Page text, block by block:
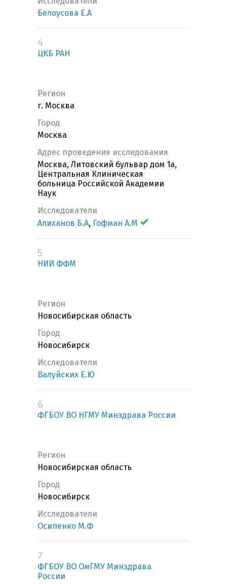
Белоусова Е.А
4
ЦКБ РАН
Регион
г. Москва
Город
Москва
Адрес проведения исследования
Москва, Литовский бульвар дом 1а,
Центральная Клиническая
больница Российской Академии
Наук
Исследователи
Алиханов Б.А, Гофман А.М
5
НИИ ФФМ
Регион
Новосибирская область
Город
Новосибирск
Исследователи
Валуйских Е.Ю
6
ФГБОУ ВО НГМУ Минздрава России
Регион
Новосибирская область
Город
Новосибирск
Исследователи
Осипенко М.Ф
7
ФГБОУ ВО ОмГМУ Минздрава
России